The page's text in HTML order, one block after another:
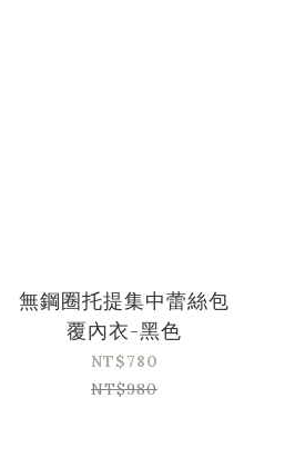
無鋼圈托提集中蕾絲包
覆內衣-黑色
NT$780
NT$980